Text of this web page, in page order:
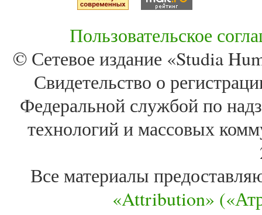
Пользовательское
© Сетевое издание «Studia
Свидетельство о
Федеральной службой по
технологий и массовых
Все материалы
«Attribution»